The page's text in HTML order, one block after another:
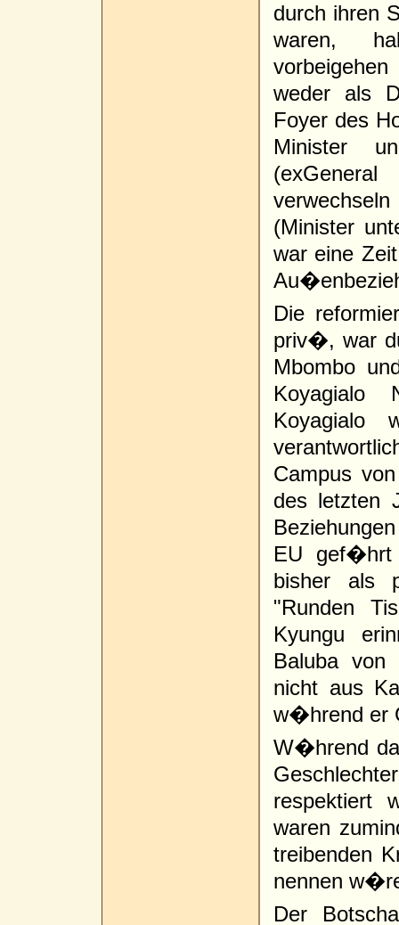
durch ihren
waren,
weder als
Foyer des
Minister
(Minister
war eine
Die
priv�, war
Mbombo
Koyagialo
Koyagialo
Campus
des letzten
EU gef�hrt
bisher als
"Runden
Kyungu
Baluba von
nicht aus
w�hrend er
W�hrend
respektiert
waren
treibenden
nennen
Der